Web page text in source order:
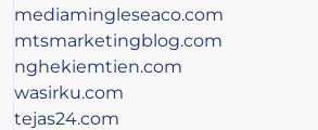
mediamingleseaco.com
mtsmarketingblog.com
nghekiemtien.com
wasirku.com
tejas24.com